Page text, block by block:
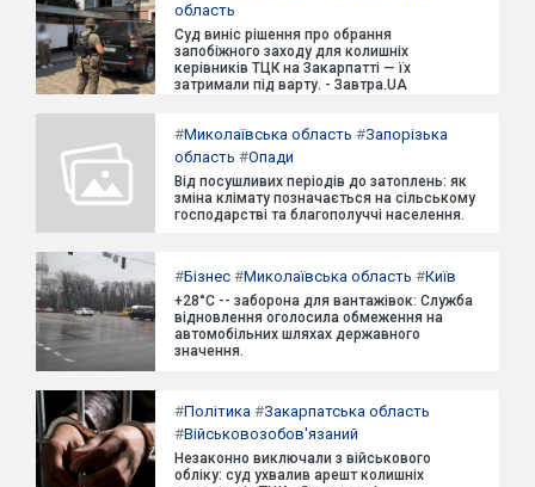
область
Суд виніс рішення про обрання
запобіжного заходу для колишніх
керівників ТЦК на Закарпатті — їх
затримали під варту. - Завтра.UA
#Миколаївська область #Запорізька
область #Опади
Від посушливих періодів до затоплень: як
зміна клімату позначається на сільському
господарстві та благополуччі населення.
#Бізнес #Миколаївська область #Київ
+28°C -- заборона для вантажівок: Служба
відновлення оголосила обмеження на
автомобільних шляхах державного
значення.
#Політика #Закарпатська область
#Військовозобов'язаний
Незаконно виключали з військового
обліку: суд ухвалив арешт колишніх